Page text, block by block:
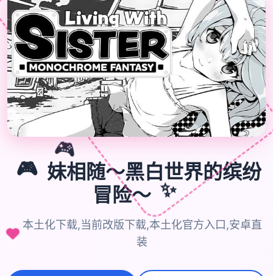
🎮
🎮 妹相随～黑白世界的缤纷
冒险～ ✨
本土化下载,当前改版下载,本土化官方入口,安卓直
装